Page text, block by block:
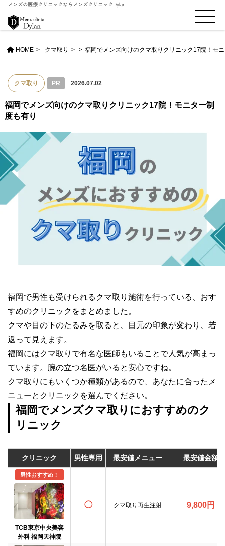
HOME クマ取り > 福岡でメンズ向けのクマ取りクリニック17院！モ
クマ取り PR 2026.07.02
福岡でメンズ向けのクマ取りクリニック17院！モニター制
度も有り
福岡で男性も受けられるクマ取り施術を行っている、おす
すめのクリニックをまとめました。
クマや目の下のたるみを取ると、目元の印象が変わり、若
返って見えます。
福岡にはクマ取りで有名な医師もいることで人気が高まっ
ています。腕の立つ名医がいると安心ですね。
クマ取りにもいくつか種類があるので、あなたに合ったメ
ニューとクリニックを選んでください。
福岡でメンズクマ取りにおすすめのク
リニック
クリニック 男性専用 最安値メニュー 最安値金額
男性おすすめ！
TCB東京中央美容
外科 福岡天神院
◯ クマ取り再生注射 9,800円